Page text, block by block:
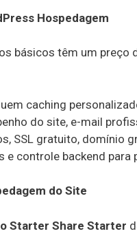
Hospedagem
básicos têm um preço
caching
do site, e-mail
SSL gratuito, domínio
e controle backend para
do Site
Starter Share Starter